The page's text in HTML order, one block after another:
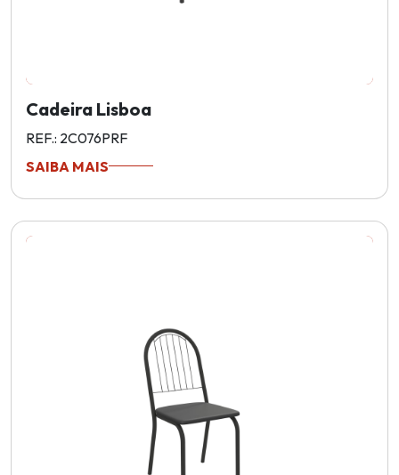
Cadeira Lisboa
REF.: 2C076PRF
SAIBA MAIS